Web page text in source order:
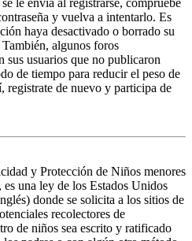
y vuelva a intentarlo. Es
haya desactivado o borrado su
algunos foros
sus usuarios que no publicaron
de tiempo para reducir el peso de
registrate de nuevo y participa de
y Protección de Niños menores
una ley de los Estados Unidos
donde se solicita a los sitios de
recolectores de
de niños sea escrito y ratificado